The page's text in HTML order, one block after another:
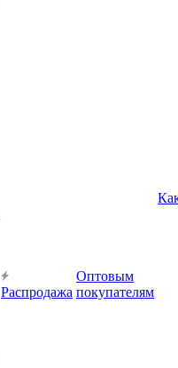
Распродажа
Оптовым
покупателям